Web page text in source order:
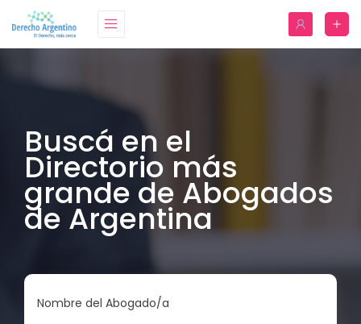
Buscá en el
Directorio más
grande de Abogados
de Argentina
Nombre del Abogado/a